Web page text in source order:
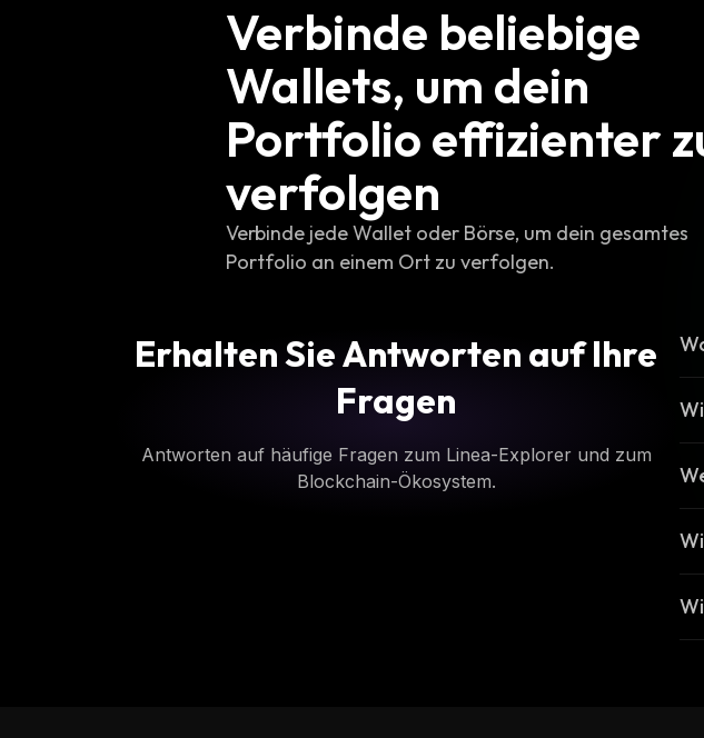
Verbinde beliebige
Wallets, um dein
Portfolio effizienter
verfolgen
Verbinde jede Wallet oder Börse, um dein gesamtes
Portfolio an einem Ort zu verfolgen.
Erhalten Sie Antworten auf Ihre
Fragen
Antworten auf häufige Fragen zum Linea-Explorer und zum
Blockchain-Ökosystem.